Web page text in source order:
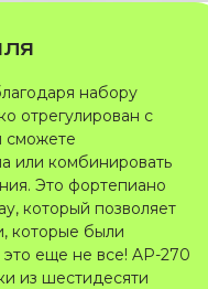
набору
отрегулирован с
сможете
или комбинировать
Это фортепиано
который позволяет
которые были
еще не все! AP-270
из шестидесяти